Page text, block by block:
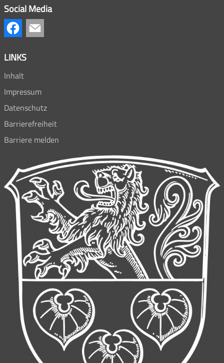
Social Media
LINKS
Inhalt
Impressum
Datenschutz
Barrierefreiheit
Barriere melden